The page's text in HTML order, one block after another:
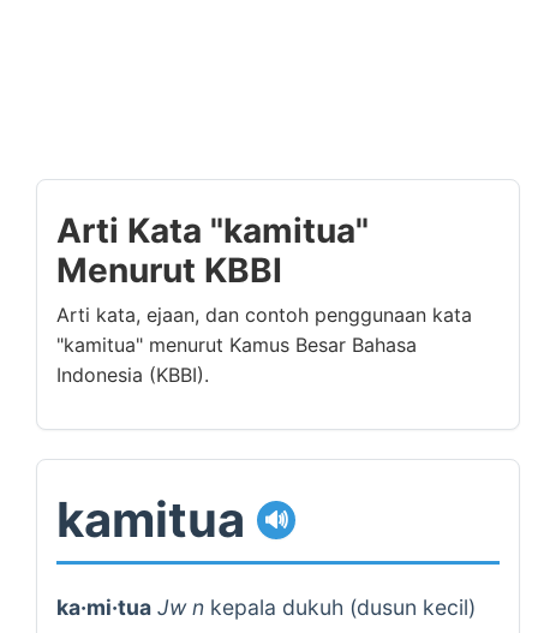
Arti Kata "kamitua"
Menurut KBBI
Arti kata, ejaan, dan contoh penggunaan kata
"kamitua" menurut Kamus Besar Bahasa
Indonesia (KBBI).
kamitua 🔊
ka·mi·tua Jw n kepala dukuh (dusun kecil)